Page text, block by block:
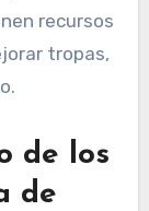
recursos
tropas,
de los
de